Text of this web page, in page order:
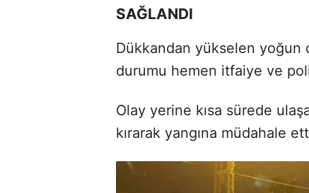
SAĞLANDI
Dükkandan yükselen yoğun
durumu hemen itfaiye ve
Olay yerine kısa sürede
kırarak yangına müdahale